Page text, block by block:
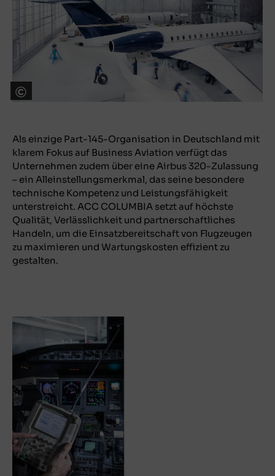
Als einzige Part-145-Organisation in Deutschland mit
klarem Fokus auf Business Aviation verfügt das
Unternehmen zudem über eine Airbus 320-Zulassung
– ein Alleinstellungsmerkmal, das seine besondere
technische Kompetenz und Leistungsfähigkeit
unterstreicht. ACC COLUMBIA setzt auf höchste
Qualität, Verlässlichkeit und partnerschaftliches
Handeln, um die Einsatzbereitschaft von Flugzeugen
zu maximieren und Wartungskosten effizient zu
gestalten.